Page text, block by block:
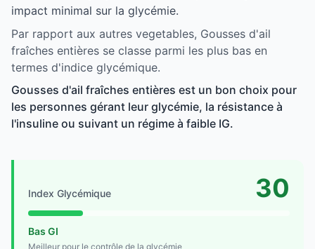
impact minimal sur la glycémie.
Par rapport aux autres vegetables, Gousses d'ail
fraîches entières se classe parmi les plus bas en
termes d'indice glycémique.
Gousses d'ail fraîches entières est un bon choix pour
les personnes gérant leur glycémie, la résistance à
l'insuline ou suivant un régime à faible IG.
Index Glycémique 30
Bas GI
Meilleur pour le contrôle de la glycémie